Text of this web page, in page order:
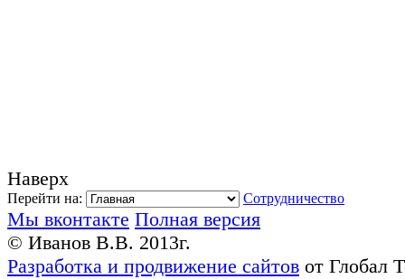
Наверх
Перейти на: Сотрудничество
Мы вконтакте Полная версия
© Иванов В.В. 2013г.
Разработка и продвижение сайтов от Глобал